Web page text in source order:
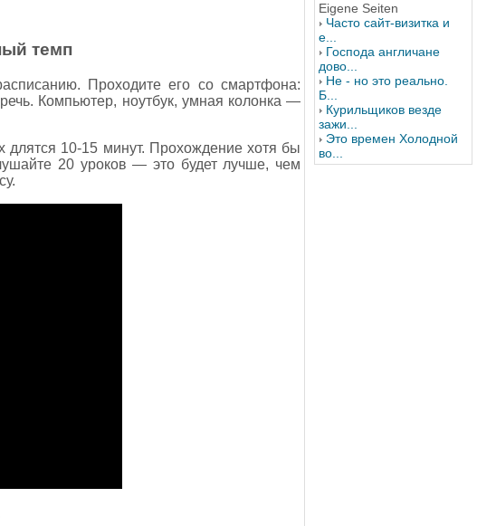
темп
Проходите его со смартфона:
Компьютер, ноутбук, умная колонка —
длятся 10-15 минут. Прохождение хотя бы
20 уроков — это будет лучше, чем
Eigene Seiten
Часто сайт-визитка и
е...
Господа англичане
дово...
Не - но это реально.
Б...
Курильщиков везде
зажи...
Это времен Холодной
во...